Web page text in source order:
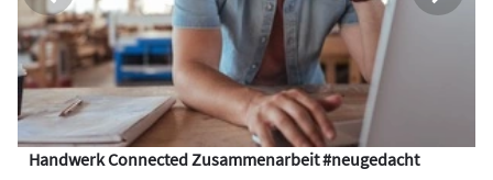
Handwerk Connected Zusammenarbeit #neugedacht